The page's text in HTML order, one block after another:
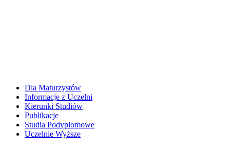
Dla Maturzystów
Informacje z Uczelni
Kierunki Studiów
Publikacje
Studia Podyplomowe
Uczelnie Wyższe